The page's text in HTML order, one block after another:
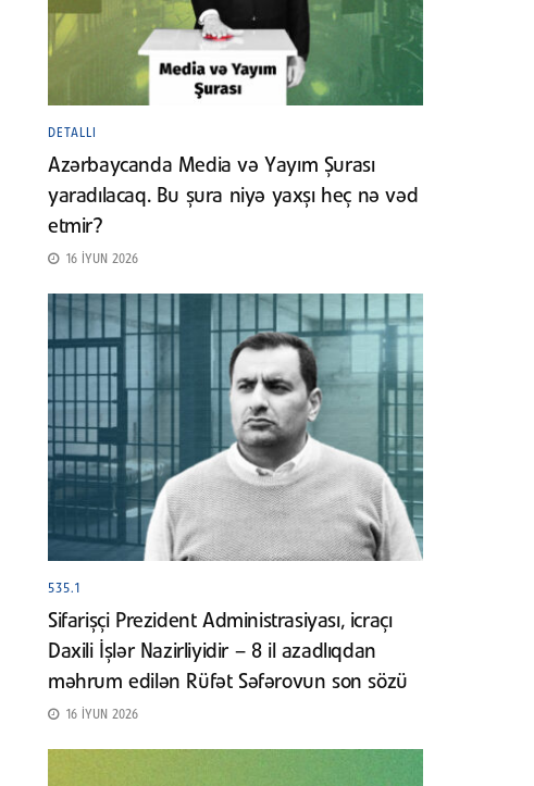
DETALLI
Azərbaycanda Media və Yayım Şurası
yaradılacaq. Bu şura niyə yaxşı heç nə vəd
etmir?
16 İYUN 2026
535.1
Sifarişçi Prezident Administrasiyası, icraçı
Daxili İşlər Nazirliyidir – 8 il azadlıqdan
məhrum edilən Rüfət Səfərovun son sözü
16 İYUN 2026